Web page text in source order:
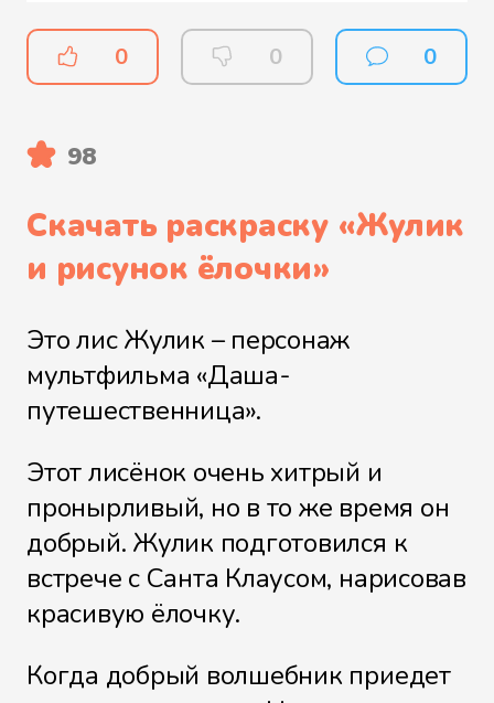
0 0 0
98
Скачать раскраску «Жулик
и рисунок ёлочки»
Это лис Жулик – персонаж
мультфильма «Даша-
путешественница».
Этот лисёнок очень хитрый и
пронырливый, но в то же время он
добрый. Жулик подготовился к
встрече с Санта Клаусом, нарисовав
красивую ёлочку.
Когда добрый волшебник приедет